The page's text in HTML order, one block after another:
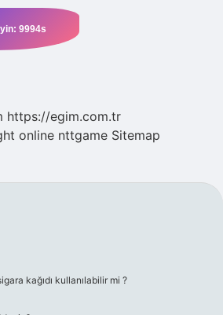
https://egim.com.tr
online nttgame Sitemap
kağıdı kullanılabilir mi ?